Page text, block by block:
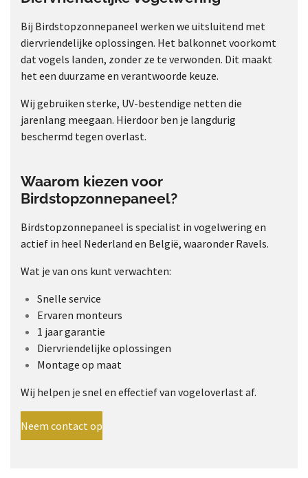
Bij Birdstopzonnepaneel werken we uitsluitend met
diervriendelijke oplossingen. Het balkonnet voorkomt
dat vogels landen, zonder ze te verwonden. Dit maakt
het een duurzame en verantwoorde keuze.
Wij gebruiken sterke, UV-bestendige netten die
jarenlang meegaan. Hierdoor ben je langdurig
beschermd tegen overlast.
Waarom kiezen voor
Birdstopzonnepaneel?
Birdstopzonnepaneel is specialist in vogelwering en
actief in heel Nederland en België, waaronder Ravels.
Wat je van ons kunt verwachten:
Snelle service
Ervaren monteurs
1 jaar garantie
Diervriendelijke oplossingen
Montage op maat
Wij helpen je snel en effectief van vogeloverlast af.
Neem contact op